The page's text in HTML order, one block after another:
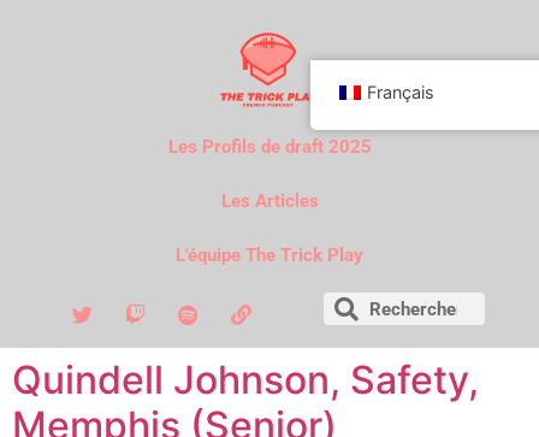
Les Profils de draft 2025
Les Articles
L'équipe The Trick Play
Quindell Johnson, Safety,
Memphis (Senior)
Français